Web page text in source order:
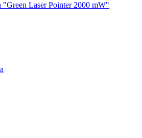
"Green Laser Pointer 2000 mW"